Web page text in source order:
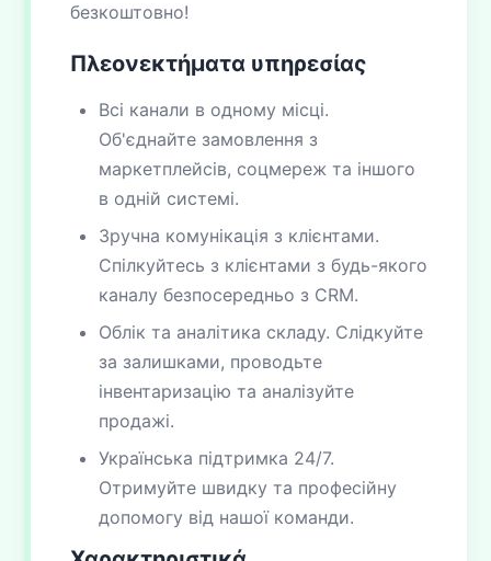
безкоштовно!
Πλεονεκτήματα υπηρεσίας
Всі канали в одному місці.
Об'єднайте замовлення з
маркетплейсів, соцмереж та іншого
в одній системі.
Зручна комунікація з клієнтами.
Спілкуйтесь з клієнтами з будь-якого
каналу безпосередньо з CRM.
Облік та аналітика складу. Слідкуйте
за залишками, проводьте
інвентаризацію та аналізуйте
продажі.
Українська підтримка 24/7.
Отримуйте швидку та професійну
допомогу від нашої команди.